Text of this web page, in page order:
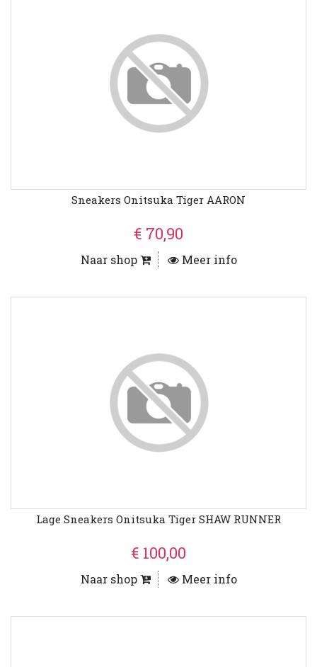
Sneakers Onitsuka Tiger AARON
€ 70,90
Naar shop Meer info
Lage Sneakers Onitsuka Tiger SHAW RUNNER
€ 100,00
Naar shop Meer info